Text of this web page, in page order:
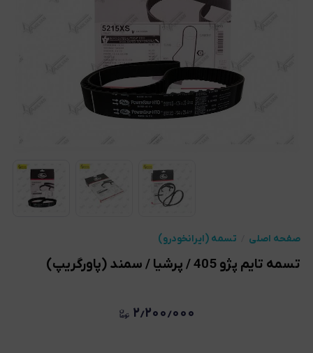
صفحه اصلی تسمه (ایرانخودرو)
تسمه تایم پژو 405 / پرشیا / سمند (پاورگریپ)
۲٫۲۰۰٫۰۰۰